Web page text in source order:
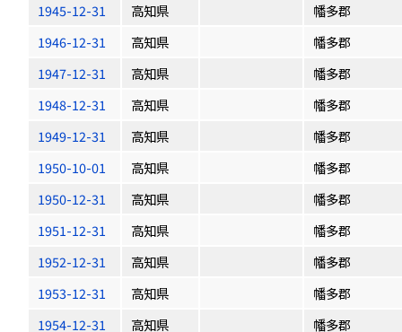
1945-12-31
高知県
幡多郡
1946-12-31
高知県
幡多郡
1947-12-31
高知県
幡多郡
1948-12-31
高知県
幡多郡
1949-12-31
高知県
幡多郡
1950-10-01
高知県
幡多郡
1950-12-31
高知県
幡多郡
1951-12-31
高知県
幡多郡
1952-12-31
高知県
幡多郡
1953-12-31
高知県
幡多郡
1954-12-31
高知県
幡多郡